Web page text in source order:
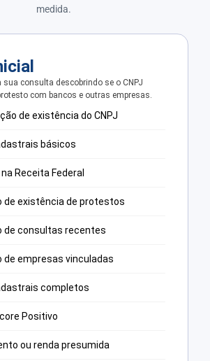
medida.
sua consulta descobrindo se o CNPJ
com bancos e outras empresas.
de existência do CNPJ
básicos
Receita Federal
de existência de protestos
de consultas recentes
de empresas vinculadas
completos
Positivo
ou renda presumida